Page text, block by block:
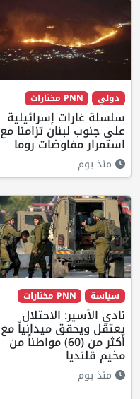
دولي PNN مختارات
سلسلة غارات إسرائيلية
على جنوب لبنان تزامنا مع
استمرار مفاوضات روما
منذ يوم
سياسة PNN مختارات
نادي الأسير: الاحتلال
يعتقل ويحقق ميدانياً مع
أكثر من (60) مواطناً من
مخيم قلنديا
منذ يوم